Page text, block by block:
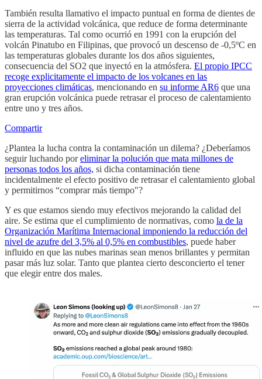
También resulta llamativo el impacto puntual en forma de dientes de
sierra de la actividad volcánica, que reduce de forma determinante
las temperaturas. Tal como ocurrió en 1991 con la erupción del
volcán Pinatubo en Filipinas, que provocó un descenso de -0,5ºC en
las temperaturas globales durante los dos años siguientes,
consecuencia del SO2 que inyectó en la atmósfera. El propio IPCC
recoge explicitamente el impacto de los volcanes en las
proyecciones climáticas, mencionando en su informe AR6 que una
gran erupción volcánica puede retrasar el proceso de calentamiento
entre uno y tres años.
Compartir
¿Plantea la lucha contra la contaminación un dilema? ¿Deberíamos
seguir luchando poreliminar la polución que mata millones de
personas todos los años, si dicha contaminación tiene
incidentalmente el efecto positivo de retrasar el calentamiento global
y permitirnos “comprar más tiempo"?
Y es que estamos siendo muy efectivos mejorando la calidad del
aire. Se estima que el cumplimiento de normativas, como la de la
Organización Marítima Internacional imponiendo la reducción del
nivel de azufre del 3,5% al 0,5% en combustibles, puede haber
influido en que las nubes marinas sean menos brillantes y permitan
pasar más luz solar. Tanto que plantea cierto desconcierto el tener
que elegir entre dos males.